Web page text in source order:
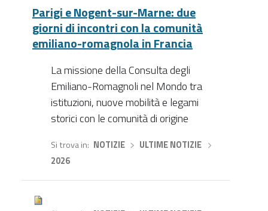
Parigi e Nogent-sur-Marne: due
giorni di incontri con la comunità
emiliano-romagnola in Francia
La missione della Consulta degli
Emiliano-Romagnoli nel Mondo tra
istituzioni, nuove mobilità e legami
storici con le comunità di origine
Si trova in NOTIZIE› ULTIME NOTIZIE
2026